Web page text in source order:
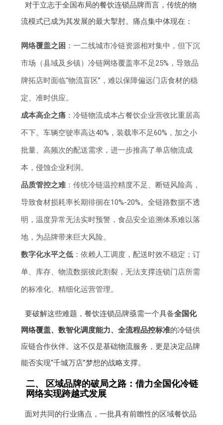
对于立志于全国布局的餐饮连锁品牌而言，传统的物
流模式已成为其发展的最大掣肘。痛点集中体现在：
网络覆盖之困 ：一二线城市冷链资源相对集中，但下沉
市场（县域及乡镇）冷链网络覆盖率不足25%，导致品
牌拓店时面临“物流盲区”，难以保障偏远门店食材的稳
定、准时供应。
成本高企之痛 ：冷链物流成本占餐饮企业营收比重居高
不下。车辆空驶率高达40%，装载率不足60%，加之小
批量、高频次的配送需求，进一步推高了单店物流成
本，侵蚀企业利润。
品质管控之难 ：传统冷链温控精度不足、断链风险高，
导致食材损耗率长期徘徊在10%-20%。全链路数据不透
明，温度异常无法实时预警，食品安全追溯体系难以落
地，为品牌带来巨大风险。
数字化水平之低 ：依赖人工调度，配送时效不稳定；订
单、库存、物流数据彼此割裂，无法支撑连锁门店所需
的标准化、精细化运营管理。
要破解这些难题，餐饮连锁品牌亟需一个具备全国化
网络覆盖、数智化调度能力、全流程品控标准的冷链供
应链合作伙伴。这不仅是基础物流服务，更是决定品牌
能否实现“千城万店”梦想的战略支撑。
二、 区域品牌的破局之路：借力全国化冷链
网络实现跨越式发展
面对共同的行业痛点，一批具有前瞻性的区域餐饮品